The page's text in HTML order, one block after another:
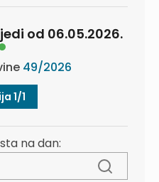
od 06.05.2026.
49/2026
1/1
na dan: